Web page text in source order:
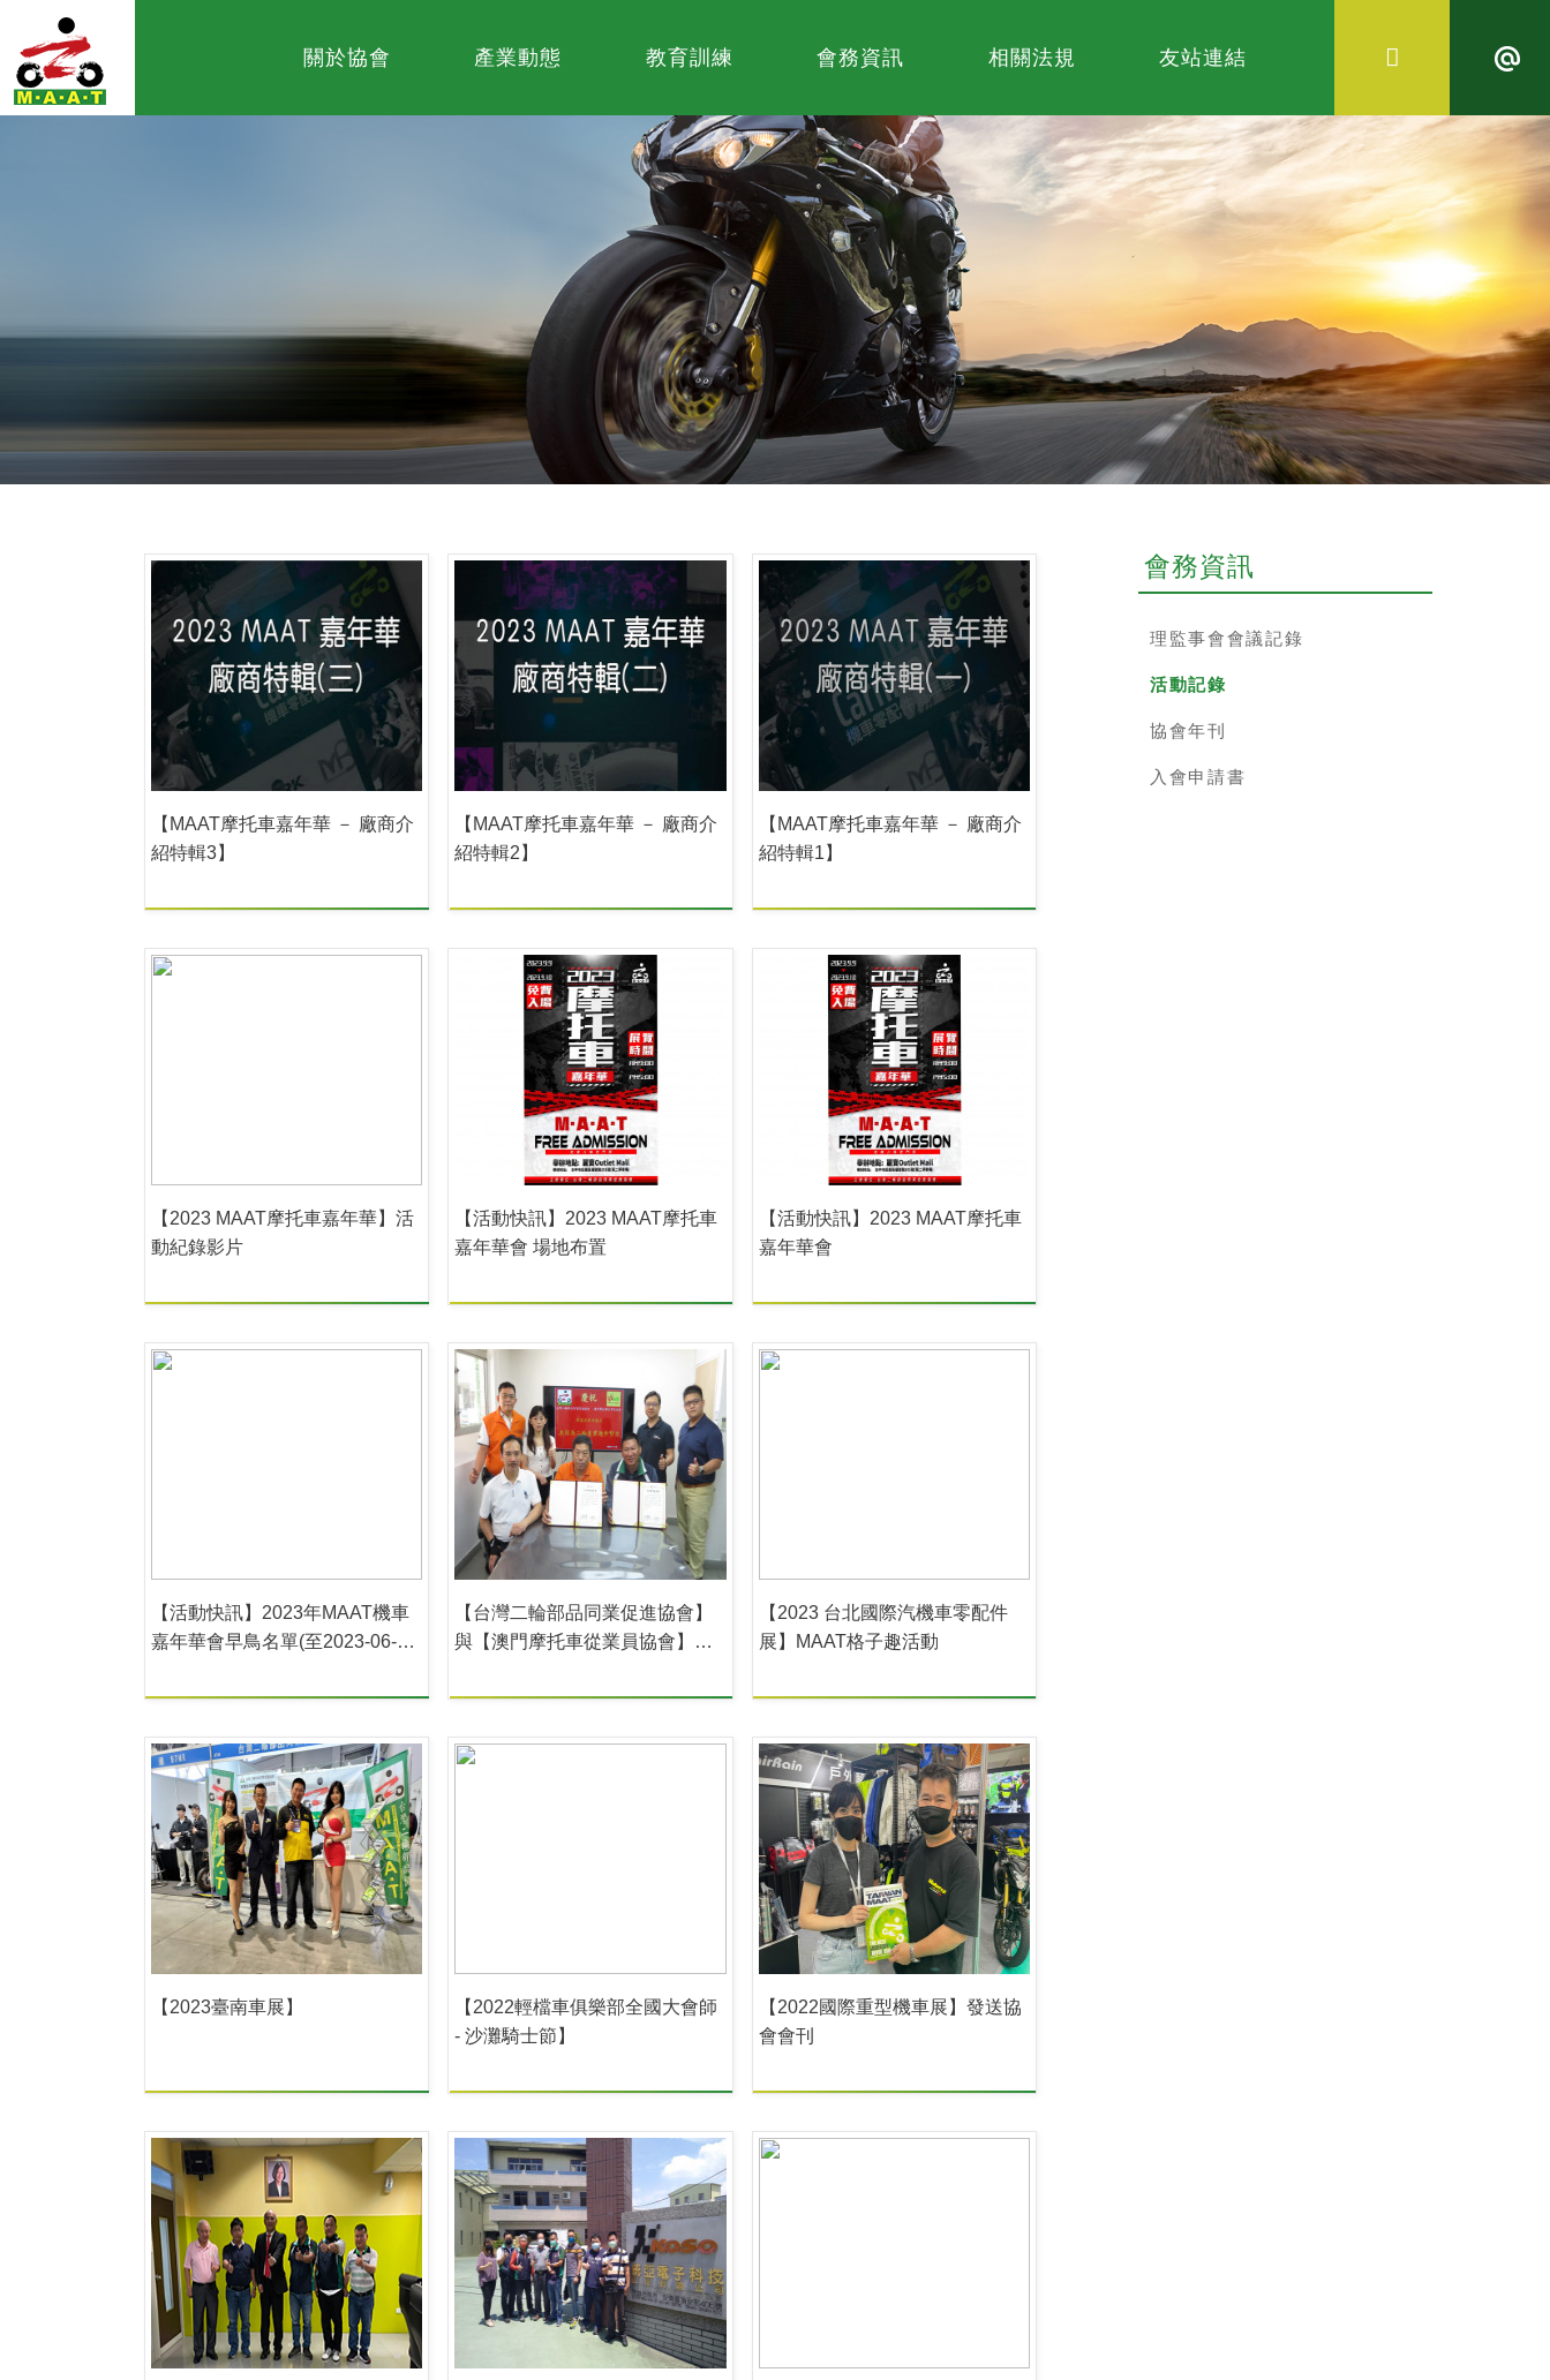
關於協會 產業動態 教育訓練 會務資訊 相關法規 友站連結
【MAAT摩托車嘉年華 － 廠商介
紹特輯3】
【MAAT摩托車嘉年華 － 廠商介
紹特輯2】
【MAAT摩托車嘉年華 － 廠商介
紹特輯1】
【2023 MAAT摩托車嘉年華】活
動紀錄影片
【活動快訊】2023 MAAT摩托車
嘉年華會 場地布置
【活動快訊】2023 MAAT摩托車
嘉年華會
【活動快訊】2023年MAAT機車
嘉年華會早鳥名單(至2023-06-
【台灣二輪部品同業促進協會】
與【澳門摩托車從業員協會】結
【2023 台北國際汽機車零配件
展】MAAT格子趣活動
【2023臺南車展】
【2022輕檔車俱樂部全國大會師
- 沙灘騎士節】
【2022國際重型機車展】發送協
會會刊
會務資訊
理監事會會議記錄
活動記錄
協會年刊
入會申請書